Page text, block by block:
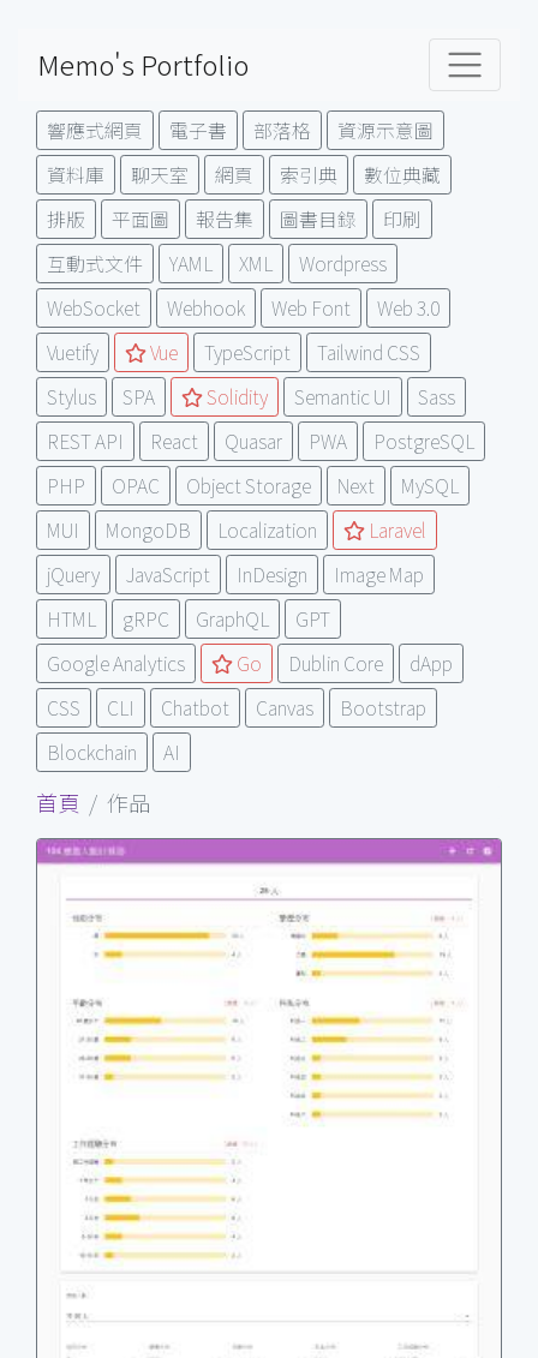
Memo's Portfolio
響應式網頁 電子書 部落格
資源示意圖
資料庫
聊天室 網頁 索引典
數位典藏
排版
平面圖 報告集 圖書目錄
印刷
互動式文件
YAML XML
Wordpress
WebSocket
Webhook Web Font
Web 3.0
Vuetify
Vue TypeScript
Tailwind CSS
Stylus
SPA Solidity Semantic UI
Sass
REST API
React Quasar PWA
PostgreSQL
PHP
OPAC Object Storage Next
MySQL
MUI
MongoDB Localization
Laravel
jQuery
JavaScript InDesign
Image Map
HTML
gRPC GraphQL
GPT
Google Analytics
Go Dublin Core
dApp
CSS
CLI Chatbot Canvas
Bootstrap
Blockchain
AI
首頁 作品